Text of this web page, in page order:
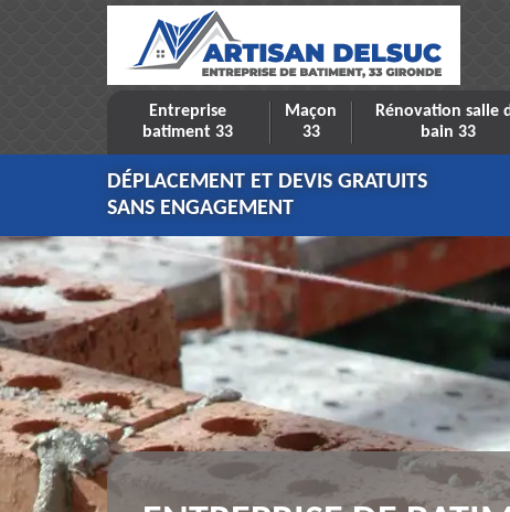
Entreprise
batiment 33
Maçon
33
Rénovation salle
bain 33
DÉPLACEMENT ET DEVIS GRATUITS
SANS ENGAGEMENT